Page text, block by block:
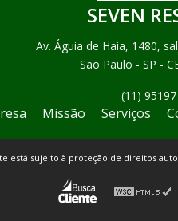
SEVEN
Av. Águia de Haia, 1480,
São Paulo - SP -
(11)
Missão Serviços
está sujeito à proteção de direitos